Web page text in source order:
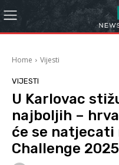
Home Vijesti
VIJESTI
U Karlovac
najboljih –
će se natjecati
Challenge